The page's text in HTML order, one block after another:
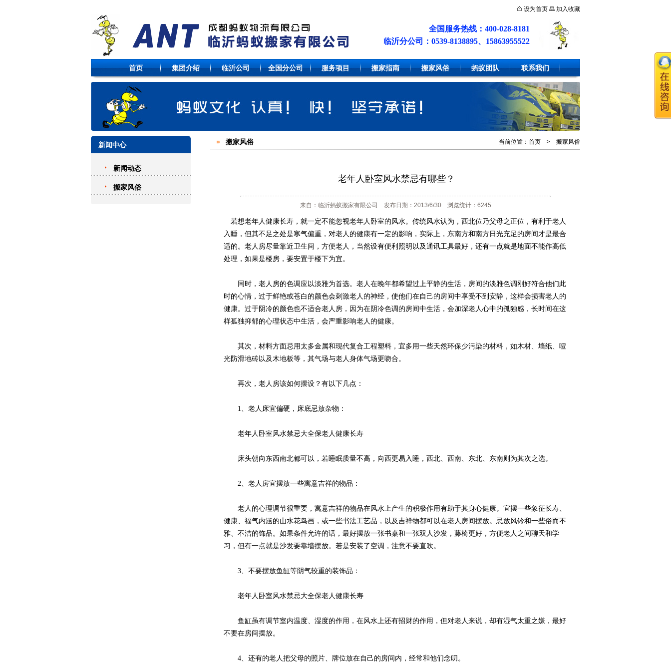
设为首页 加入收藏
全国服务热线：400-028-8181
临沂分公司：0539-8138895、15863955522
首页 集团介绍 临沂公司 全国分公司 服务项目 搬家指南 搬家风俗 蚂蚁团队 联系我们
新闻中心
新闻动态
搬家风俗
搬家风俗 当前位置： 首页 > 搬家风俗
老年人卧室风水禁忌有哪些？
来自：临沂蚂蚁搬家有限公司 发布日期：2013/6/30 浏览统计：6245
若想老年人健康长寿，就一定不能忽视老年人卧室的风水。传统风水认为，西北位乃父母之正位，有利于老人
入睡，但其不足之处是寒气偏重，对老人的健康有一定的影响，实际上，东南方和南方日光充足的房间才是最合
适的。老人房尽量靠近卫生间，方便老人，当然设有便利照明以及通讯工具最好，还有一点就是地面不能作高低
处理，如果是楼房，要安置于楼下为宜。
同时，老人房的色调应以淡雅为首选。老人在晚年都希望过上平静的生活，房间的淡雅色调刚好符合他们此
时的心情，过于鲜艳或苍白的颜色会刺激老人的神经，使他们在自己的房间中享受不到安静，这样会损害老人的
健康。过于阴冷的颜色也不适合老人房，因为在阴冷色调的房间中生活，会加深老人心中的孤独感，长时间在这
样孤独抑郁的心理状态中生活，会严重影响老人的健康。
其次，材料方面忌用太多金属和现代复合工程塑料，宜多用一些天然环保少污染的材料，如木材、墙纸、哑
光防滑地砖以及木地板等，其气场与老人身体气场更吻合。
再次，老人房该如何摆设？有以下几点：
1、老人床宜偏硬，床底忌放杂物：
老年人卧室风水禁忌大全保老人健康长寿
床头朝向东西南北都可以，若睡眠质量不高，向西更易入睡，西北、西南、东北、东南则为其次之选。
2、老人房宜摆放一些寓意吉祥的物品：
老人的心理调节很重要，寓意吉祥的物品在风水上产生的积极作用有助于其身心健康。宜摆一些象征长寿、
健康、福气内涵的山水花鸟画，或一些书法工艺品，以及吉祥物都可以在老人房间摆放。忌放风铃和一些俗而不
雅、不洁的饰品。如果条件允许的话，最好摆放一张书桌和一张双人沙发，藤椅更好，方便老人之间聊天和学
习，但有一点就是沙发要靠墙摆放。若是安装了空调，注意不要直吹。
3、不要摆放鱼缸等阴气较重的装饰品：
老年人卧室风水禁忌大全保老人健康长寿
鱼缸虽有调节室内温度、湿度的作用，在风水上还有招财的作用，但对老人来说，却有湿气太重之嫌，最好
不要在房间摆放。
4、还有的老人把父母的照片、牌位放在自己的房间内，经常和他们念叨。